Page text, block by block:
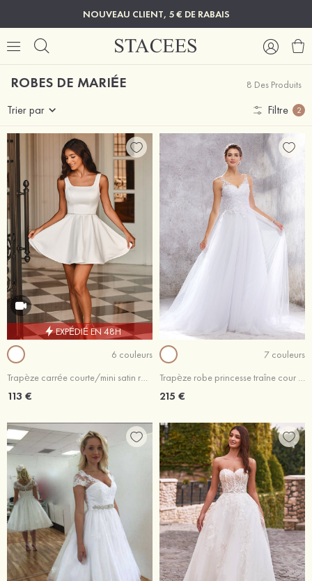
NOUVEAU CLIENT, 5 € DE RABAIS
ROBES DE MARIÉE 8 Des Produits
Trier par Filtre 2
EXPÉDIÉ EN 48H
6 couleurs
Trapèze carrée courte/mini satin robe de mariée
113 €
7 couleurs
Trapèze robe princesse traîne cour tulle robe de mariée avec appliques
215 €